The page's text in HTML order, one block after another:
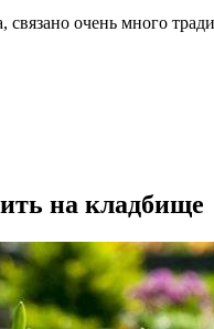
очень много
на кладбище